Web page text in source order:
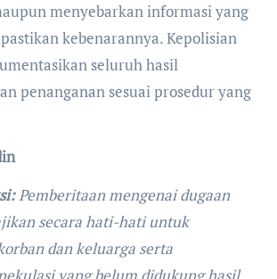
menyebarkan informasi yang
kebenarannya. Kepolisian
seluruh hasil
penanganan sesuai prosedur yang
Pemberitaan mengenai dugaan
secara hati-hati untuk
dan keluarga serta